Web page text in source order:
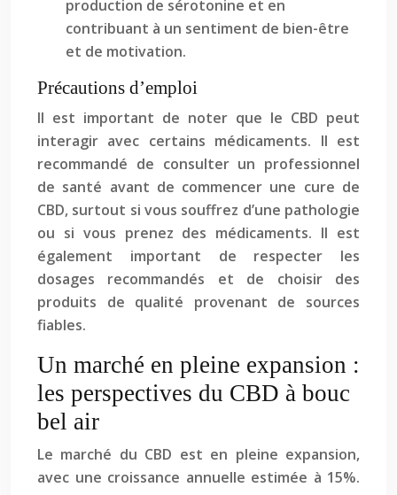
production de sérotonine et en
contribuant à un sentiment de bien-être
et de motivation.
Précautions d’emploi
Il est important de noter que le CBD peut
interagir avec certains médicaments. Il est
recommandé de consulter un professionnel
de santé avant de commencer une cure de
CBD, surtout si vous souffrez d’une pathologie
ou si vous prenez des médicaments. Il est
également important de respecter les
dosages recommandés et de choisir des
produits de qualité provenant de sources
fiables.
Un marché en pleine expansion :
les perspectives du CBD à bouc
bel air
Le marché du CBD est en pleine expansion,
avec une croissance annuelle estimée à 15%.